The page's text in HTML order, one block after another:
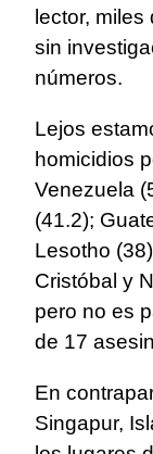
lector,
sin
números.
Lejos
homicidios
Venezuela
(41.2);
Lesotho
Cristóbal y
pero no es
de 17
En
Singapur,